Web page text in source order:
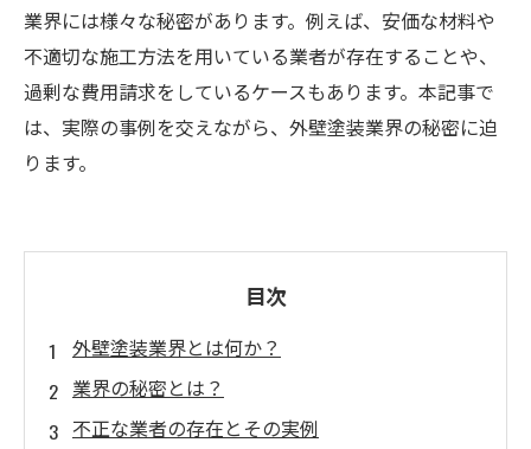
業界には様々な秘密があります。例えば、安価な材料や
不適切な施工方法を用いている業者が存在することや、
過剰な費用請求をしているケースもあります。本記事で
は、実際の事例を交えながら、外壁塗装業界の秘密に迫
ります。
目次
外壁塗装業界とは何か？
業界の秘密とは？
不正な業者の存在とその実例